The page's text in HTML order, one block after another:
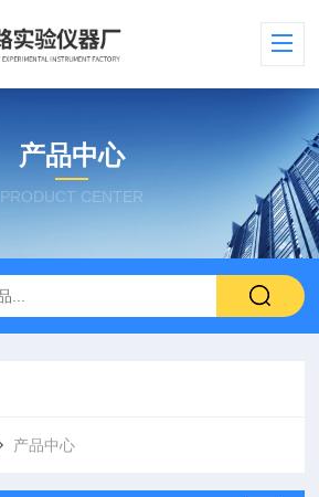
产品中心
PRODUCT CENTER
产品中心